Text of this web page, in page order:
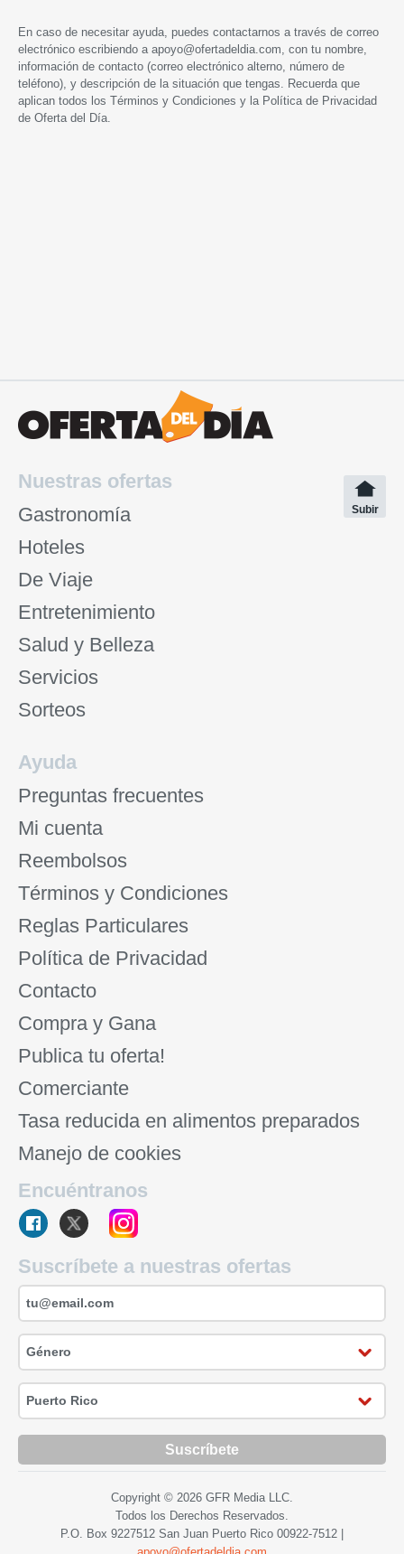
En caso de necesitar ayuda, puedes contactarnos a través de correo
electrónico escribiendo a apoyo@ofertadeldia.com , con tu nombre,
información de contacto (correo electrónico alterno, número de
teléfono), y descripción de la situación que tengas. Recuerda que
aplican todos los Términos y Condiciones y la Política de Privacidad
de Oferta del Día.
Nuestras ofertas
Gastronomía
Hoteles
De Viaje
Entretenimiento
Salud y Belleza
Servicios
Sorteos
Subir
Ayuda
Preguntas frecuentes
Mi cuenta
Reembolsos
Términos y Condiciones
Reglas Particulares
Política de Privacidad
Contacto
Compra y Gana
Publica tu oferta!
Comerciante
Tasa reducida en alimentos preparados
Manejo de cookies
Encuéntranos
Suscríbete a nuestras ofertas
Suscríbete
Copyright © 2026 GFR Media LLC.
Todos los Derechos Reservados.
P.O. Box 9227512 San Juan Puerto Rico 00922-7512 |